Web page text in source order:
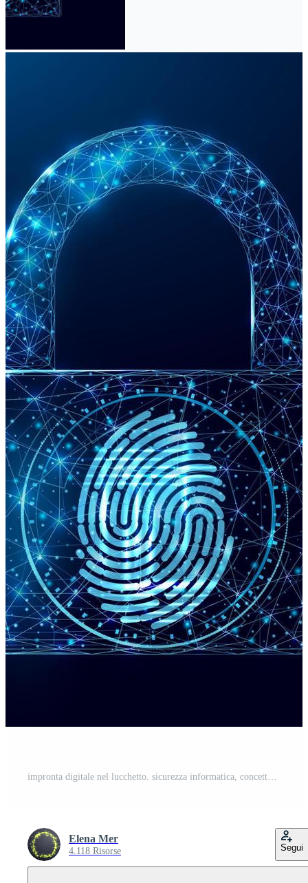
impronta digitale nel lucchetto. sicurezza informatica, concetto di identificazione della tecnologia con blocco poli basso luminoso. design poligonale wireframe. illustrazione vettoriale. Vettore Pro
Elena Mer
4.118 Risorse Segui